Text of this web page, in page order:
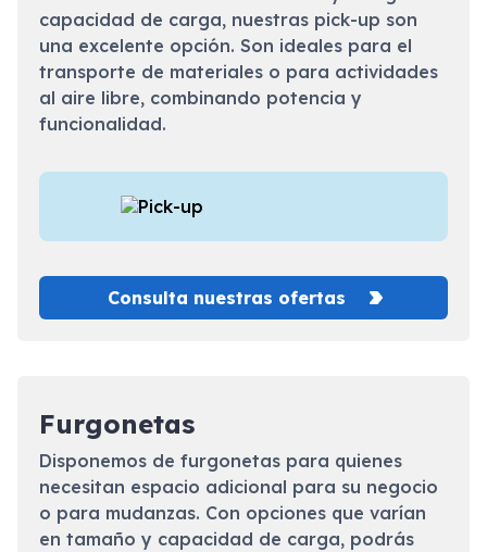
capacidad de carga, nuestras pick-up son
una excelente opción. Son ideales para el
transporte de materiales o para actividades
al aire libre, combinando potencia y
funcionalidad.
Consulta nuestras ofertas
Furgonetas
Disponemos de furgonetas para quienes
necesitan espacio adicional para su negocio
o para mudanzas. Con opciones que varían
en tamaño y capacidad de carga, podrás